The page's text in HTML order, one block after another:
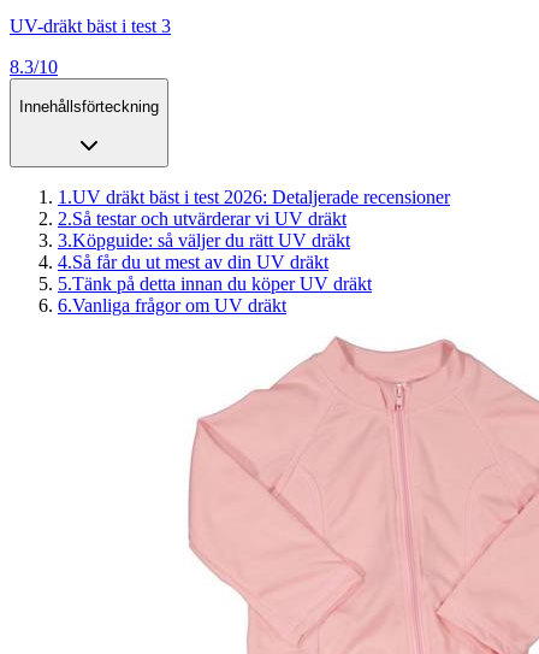
UV-dräkt bäst i test 3
8.3/10
Innehållsförteckning
1 .UV dräkt bäst i test 2026: Detaljerade recensioner
2.Så testar och utvärderar vi UV dräkt
3.Köpguide: så väljer du rätt UV dräkt
4.Så får du ut mest av din UV dräkt
5.Tänk på detta innan du köper UV dräkt
6.Vanliga frågor om UV dräkt